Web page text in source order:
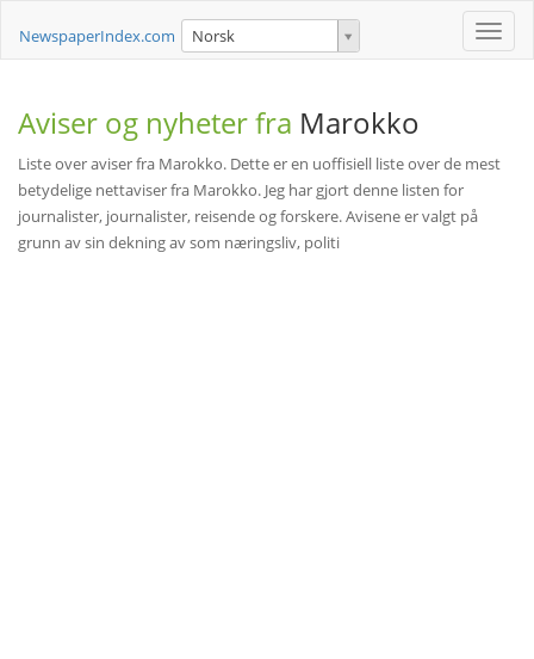
Toggle
NewspaperIndex.com Norsk
Aviser og nyheter fra Marokko
Liste over aviser fra Marokko. Dette er en uoffisiell liste over de mest
betydelige nettaviser fra Marokko. Jeg har gjort denne listen for
journalister, journalister, reisende og forskere. Avisene er valgt på
grunn av sin dekning av som næringsliv, politi